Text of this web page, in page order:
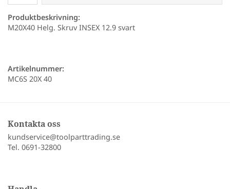
Produktbeskrivning:
M20X40 Helg. Skruv INSEX 12.9 svart
Artikelnummer:
MC6S 20X 40
Kontakta oss
kundservice@toolparttrading.se
Tel. 0691-32800